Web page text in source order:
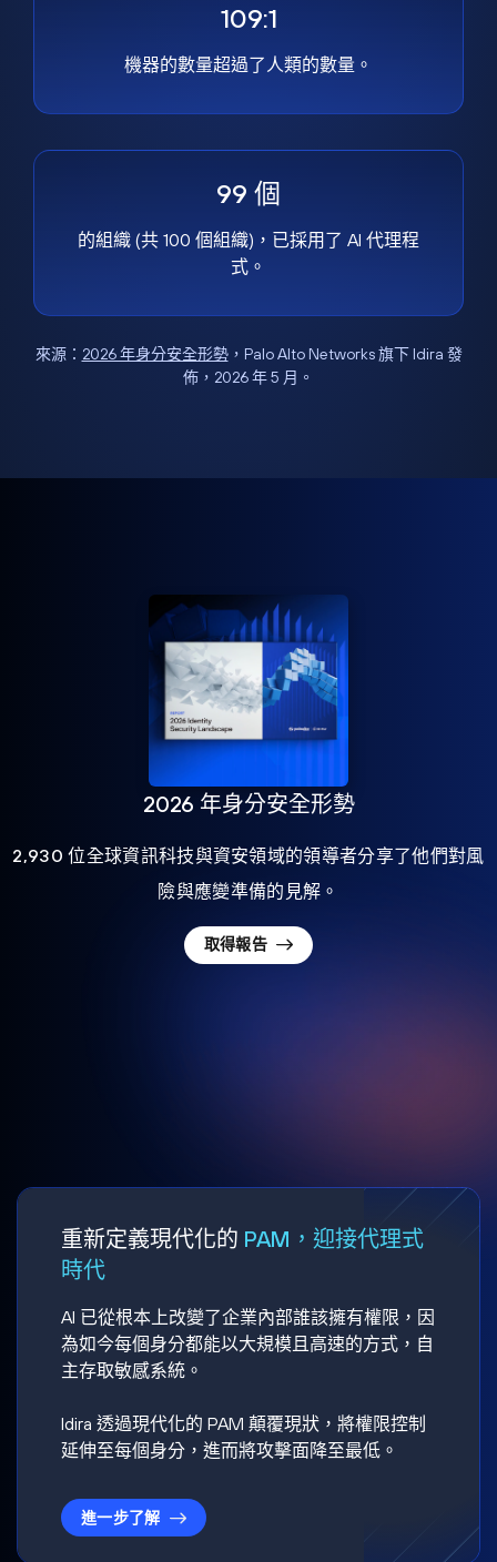
109:1
機器的數量超過了人類的數量。
99 個
的組織 (共 100 個組織)，已採用了 AI 代理程
式。
來源： 2026 年身分安全形勢，Palo Alto Networks 旗下 Idira 發
佈，2026 年 5 月。
2026 年身分安全形勢
2,930 位全球資訊科技與資安領域的領導者分享了他們對風
險與應變準備的見解。
取得報告
重新定義現代化的 PAM，迎接代理式
時代
AI 已從根本上改變了企業內部誰該擁有權限，因
為如今每個身分都能以大規模且高速的方式，自
主存取敏感系統。
Idira 透過現代化的 PAM 顛覆現狀，將權限控制
延伸至每個身分，進而將攻擊面降至最低。
進一步了解